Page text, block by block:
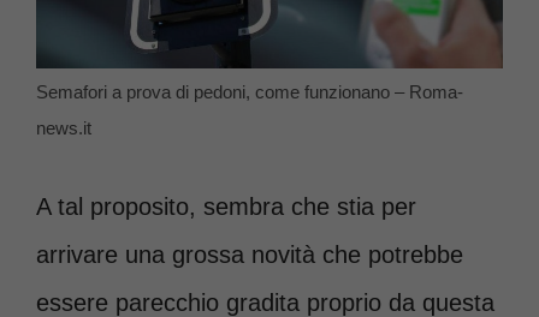
Semafori a prova di pedoni, come funzionano – Roma-
news.it
A tal proposito, sembra che stia per
arrivare una grossa novità che potrebbe
essere parecchio gradita proprio da questa